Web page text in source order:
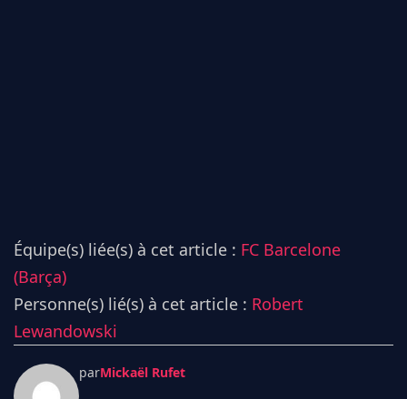
Équipe(s) liée(s) à cet article : FC Barcelone
(Barça)
Personne(s) lié(s) à cet article : Robert
Lewandowski
parMickaël Rufet